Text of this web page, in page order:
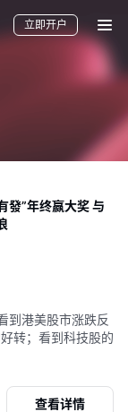
立即开户
發”年终赢大奖 与
到港美股市涨跌反
转；看到科技股的
查看详情